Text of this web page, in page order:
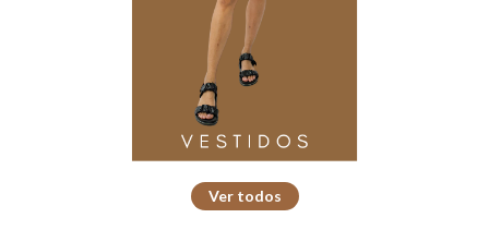
Ver todos